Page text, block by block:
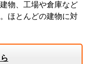
物、工場や倉庫など
ほとんどの建物に対